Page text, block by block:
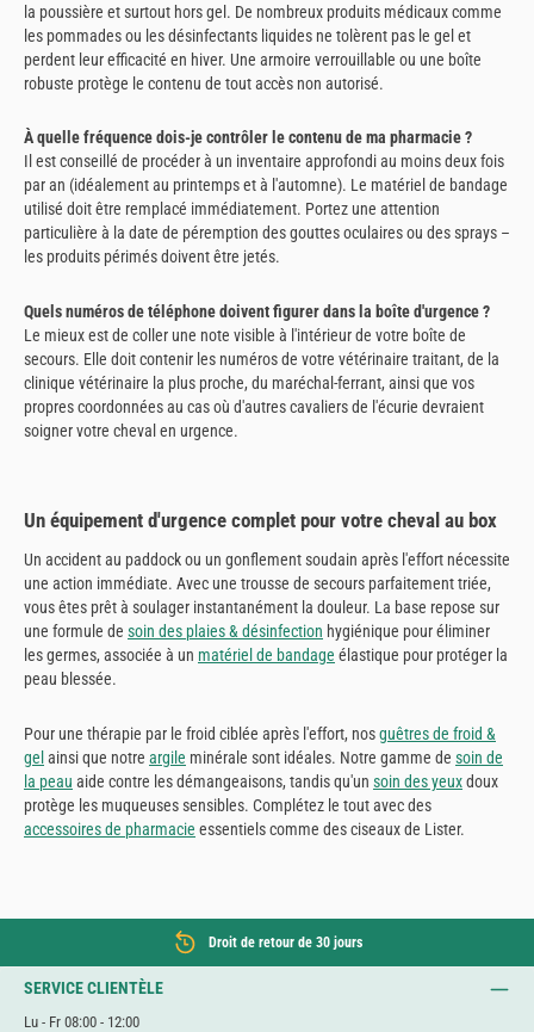
la poussière et surtout hors gel. De nombreux produits médicaux comme
les pommades ou les désinfectants liquides ne tolèrent pas le gel et
perdent leur efficacité en hiver. Une armoire verrouillable ou une boîte
robuste protège le contenu de tout accès non autorisé.
À quelle fréquence dois-je contrôler le contenu de ma pharmacie ?
Il est conseillé de procéder à un inventaire approfondi au moins deux fois
par an (idéalement au printemps et à l'automne). Le matériel de bandage
utilisé doit être remplacé immédiatement. Portez une attention
particulière à la date de péremption des gouttes oculaires ou des sprays –
les produits périmés doivent être jetés.
Quels numéros de téléphone doivent figurer dans la boîte d'urgence ?
Le mieux est de coller une note visible à l'intérieur de votre boîte de
secours. Elle doit contenir les numéros de votre vétérinaire traitant, de la
clinique vétérinaire la plus proche, du maréchal-ferrant, ainsi que vos
propres coordonnées au cas où d'autres cavaliers de l'écurie devraient
soigner votre cheval en urgence.
Un équipement d'urgence complet pour votre cheval au box
Un accident au paddock ou un gonflement soudain après l'effort nécessite
une action immédiate. Avec une trousse de secours parfaitement triée,
vous êtes prêt à soulager instantanément la douleur. La base repose sur
une formule de soin des plaies & désinfection hygiénique pour éliminer
les germes, associée à un matériel de bandage élastique pour protéger la
peau blessée.
Pour une thérapie par le froid ciblée après l'effort, nosguêtres de froid &
gel ainsi que notre argile minérale sont idéales. Notre gamme de soin de
la peau aide contre les démangeaisons, tandis qu'un soin des yeuxdoux
protège les muqueuses sensibles. Complétez le tout avec des
accessoires de pharmacie essentiels comme des ciseaux de Lister.
Droit de retour de 30 jours
SERVICE CLIENTÈLE
Lu - Fr 08:00 - 12:00